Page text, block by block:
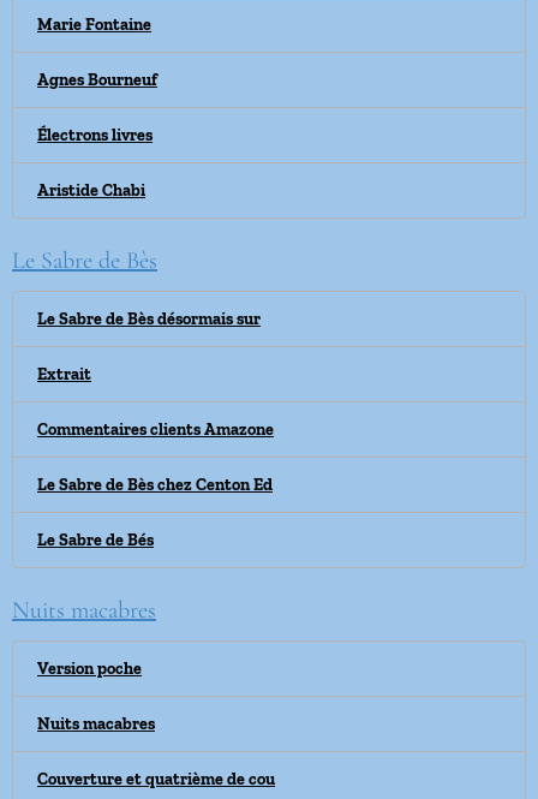
Marie Fontaine
Agnes Bourneuf
Électrons livres
Aristide Chabi
Le Sabre de Bès
Le Sabre de Bès désormais sur
Extrait
Commentaires clients Amazone
Le Sabre de Bès chez Centon Ed
Le Sabre de Bés
Nuits macabres
Version poche
Nuits macabres
Couverture et quatrième de cou